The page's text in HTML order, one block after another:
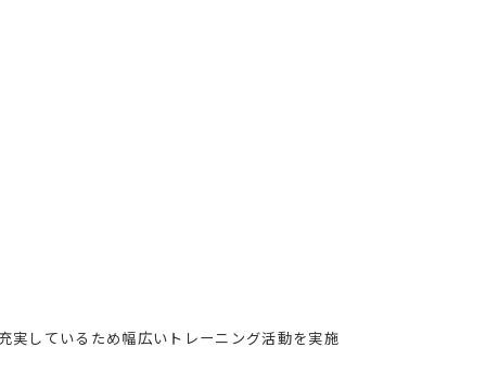
実しているため幅広いトレーニング活動を実施